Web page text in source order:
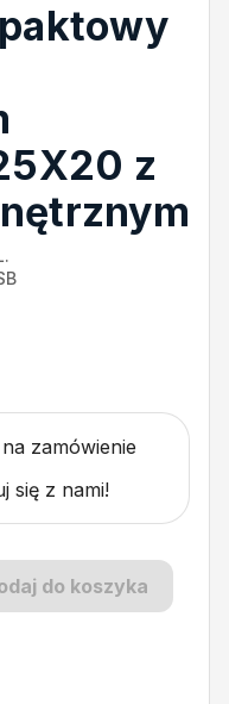
z
zamówienie
się z nami!
do koszyka